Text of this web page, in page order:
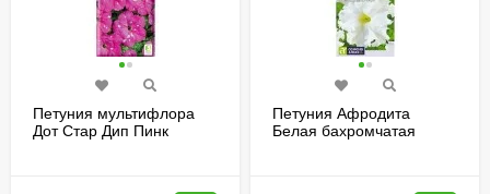
Петуния мультифлора
Дот Стар Дип Пинк
Петуния Афродита
Белая бахромчатая